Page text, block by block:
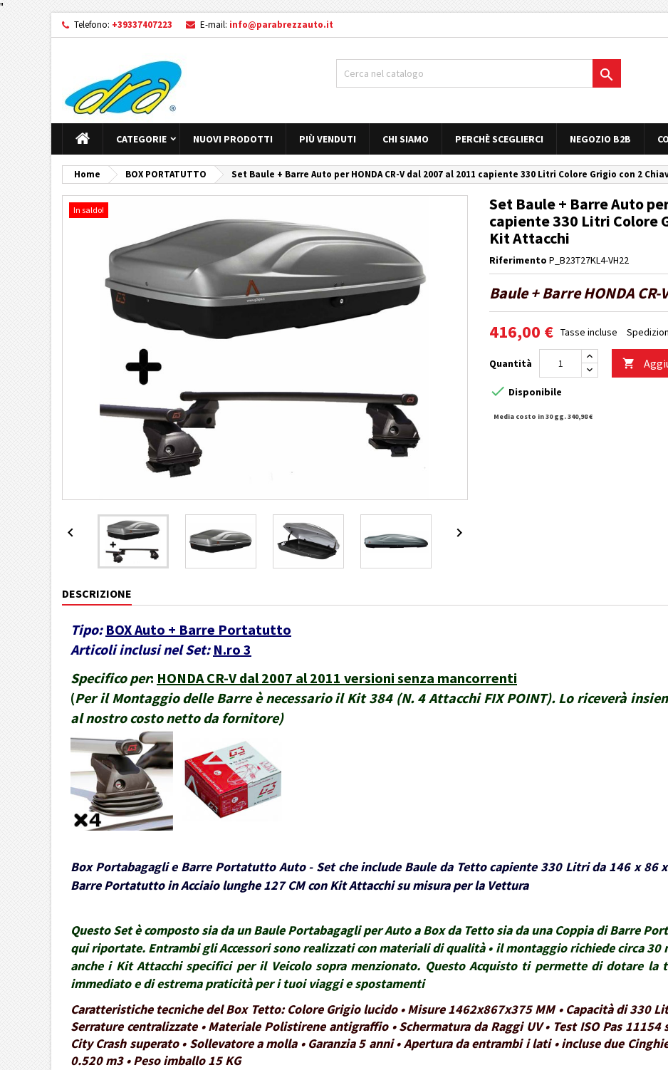
"
Telefono: +39337407223 E-mail: info@parabrezzauto.it

CATEGORIE NUOVI PRODOTTI PIÙ VENDUTI CHI SIAMO PERCHÈ SCEGLIERCI NEGOZIO B2B
Home BOX PORTATUTTO Set Baule + Barre Auto per HONDA CR-V dal 2007 al 2011 capiente 330 Litri Colore Grigio con 2
In saldo!
 
Set Baule + Barre Auto
capiente 330 Litri Colore
Kit Attacchi
Riferimento P_B23T27KL4-VH22
Baule + Barre HONDA
416,00 € Tasse incluse
Quantità 
 Disponibile
Media costo in 30 gg. 340,98 €
DESCRIZIONE
Tipo: BOX Auto + Barre Portatutto
Articoli inclusi nel Set: N.ro 3
Specifico per: HONDA CR-V dal 2007 al 2011 versioni senza mancorrenti
(Per il Montaggio delle Barre è necessario il Kit 384 (N. 4 Attacchi FIX POINT). Lo riceverà
al nostro costo netto da fornitore)
Box Portabagagli e Barre Portatutto Auto - Set che include Baule da Tetto capiente 330 Litri da 146 x 86
Barre Portatutto in Acciaio lunghe 127 CM con Kit Attacchi su misura per la Vettura
Questo Set è composto sia da un Baule Portabagagli per Auto a Box da Tetto sia da una Coppia di Barre
qui riportate. Entrambi gli Accessori sono realizzati con materiali di qualità • il montaggio richiede circa 30
anche i Kit Attacchi specifici per il Veicolo sopra menzionato. Questo Acquisto ti permette di dotare la
immediato e di estrema praticità per i tuoi viaggi e spostamenti
Caratteristiche tecniche del Box Tetto: Colore Grigio lucido • Misure 1462x867x375 MM • Capacità di 330
Serrature centralizzate • Materiale Polistirene antigraffio • Schermatura da Raggi UV • Test ISO Pas
City Crash superato • Sollevatore a molla • Garanzia 5 anni • Apertura da entrambi i lati • incluse due
0.520 m3 • Peso imballo 15 KG